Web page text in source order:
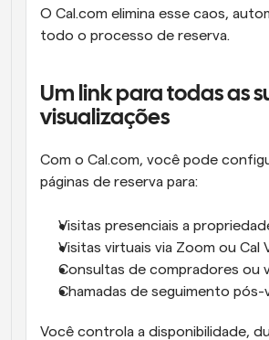
O Cal.com elimina esse caos,
todo o processo de reserva.
Um link para todas as
visualizações
Com o Cal.com, você pode
páginas de reserva para:
Visitas presenciais a
Visitas virtuais via Zoom ou Cal
Consultas de compradores ou
Chamadas de seguimento pós-
Você controla a disponibilidade,